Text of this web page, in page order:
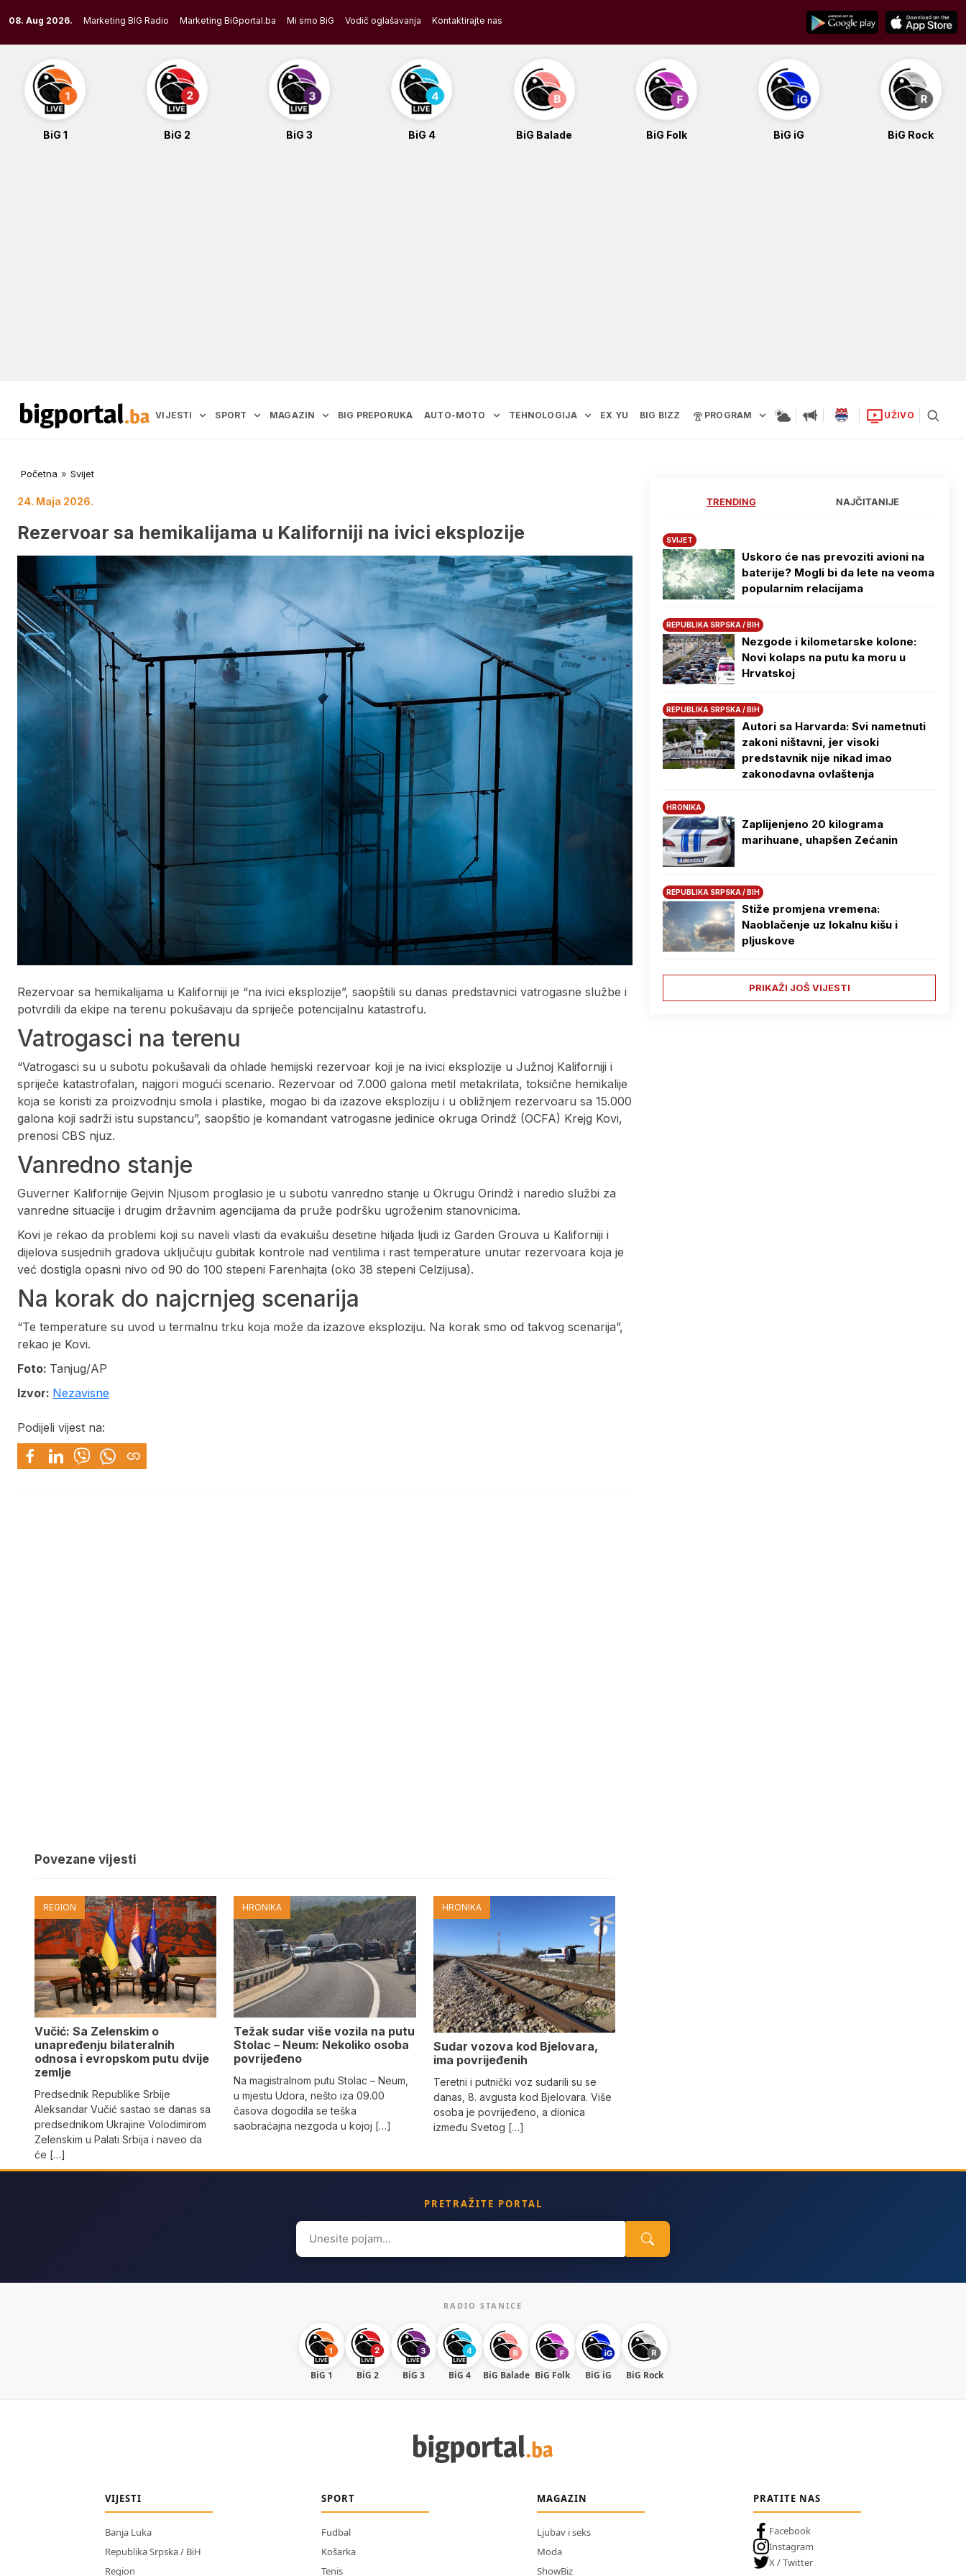
to
content
08. Aug 2026. Marketing BIG Radio Marketing BiGportal.ba Mi smo BiG Vodič oglašavanja Kontaktirajte nas
BiG 1 BiG 2 BiG 3 BiG 4 BiG Balade BiG Folk BiG iG BiG Rock
VIJESTI SPORT MAGAZIN BIG PREPORUKA AUTO-MOTO TEHNOLOGIJA EX YU BIG BIZZ PROGRAM UŽIVO
Početna » Svijet
24. Maja 2026.
Rezervoar sa hemikalijama u Kaliforniji na ivici eksplozije
Rezervoar sa hemikalijama u Kaliforniji je “na ivici eksplozije”, saopštili su danas predstavnici vatrogasne službe i
potvrdili da ekipe na terenu pokušavaju da spriječe potencijalnu katastrofu.
Vatrogasci na terenu
“Vatrogasci su u subotu pokušavali da ohlade hemijski rezervoar koji je na ivici eksplozije u Južnoj Kaliforniji i
spriječe katastrofalan, najgori mogući scenario. Rezervoar od 7.000 galona metil metakrilata, toksične hemikalije
koja se koristi za proizvodnju smola i plastike, mogao bi da izazove eksploziju i u obližnjem rezervoaru sa 15.000
galona koji sadrži istu supstancu”, saopštio je komandant vatrogasne jedinice okruga Orindž (OCFA) Krejg Kovi,
prenosi CBS njuz.
Vanredno stanje
Guverner Kalifornije Gejvin Njusom proglasio je u subotu vanredno stanje u Okrugu Orindž i naredio službi za
vanredne situacije i drugim državnim agencijama da pruže podršku ugroženim stanovnicima.
Kovi je rekao da problemi koji su naveli vlasti da evakuišu desetine hiljada ljudi iz Garden Grouva u Kaliforniji i
dijelova susjednih gradova uključuju gubitak kontrole nad ventilima i rast temperature unutar rezervoara koja je
već dostigla opasni nivo od 90 do 100 stepeni Farenhajta (oko 38 stepeni Celzijusa).
Na korak do najcrnjeg scenarija
“Te temperature su uvod u termalnu trku koja može da izazove eksploziju. Na korak smo od takvog scenarija”,
rekao je Kovi.
Foto: Tanjug/AP
Izvor: Nezavisne
Podijeli vijest na:
Povezane vijesti
REGION
Vučić: Sa Zelenskim o
unapređenju bilateralnih
odnosa i evropskom putu dvije
zemlje
Predsednik Republike Srbije
Aleksandar Vučić sastao se danas sa
predsednikom Ukrajine Volodimirom
Zelenskim u Palati Srbija i naveo da
će […]
HRONIKA
Težak sudar više vozila na putu
Stolac – Neum: Nekoliko osoba
povrijeđeno
Na magistralnom putu Stolac – Neum,
u mjestu Udora, nešto iza 09.00
časova dogodila se teška
saobraćajna nezgoda u kojoj […]
HRONIKA
Sudar vozova kod Bjelovara,
ima povrijeđenih
Teretni i putnički voz sudarili su se
danas, 8. avgusta kod Bjelovara. Više
osoba je povrijeđeno, a dionica
između Svetog […]
TRENDING NAJČITANIJE
SVIJET
Uskoro će nas prevoziti avioni na
baterije? Mogli bi da lete na veoma
popularnim relacijama
REPUBLIKA SRPSKA / BIH
Nezgode i kilometarske kolone:
Novi kolaps na putu ka moru u
Hrvatskoj
REPUBLIKA SRPSKA / BIH
Autori sa Harvarda: Svi nametnuti
zakoni ništavni, jer visoki
predstavnik nije nikad imao
zakonodavna ovlaštenja
HRONIKA
Zaplijenjeno 20 kilograma
marihuane, uhapšen Zećanin
REPUBLIKA SRPSKA / BIH
Stiže promjena vremena:
Naoblačenje uz lokalnu kišu i
pljuskove
PRIKAŽI JOŠ VIJESTI
PRETRAŽITE PORTAL
Search
for:
RADIO STANICE
BiG 1 BiG 2 BiG 3 BiG 4 BiG Balade BiG Folk BiG iG BiG Rock
VIJESTI
Banja Luka
Republika Srpska / BiH
Region
SPORT
Fudbal
Košarka
Tenis
MAGAZIN
Ljubav i seks
Moda
ShowBiz
PRATITE NAS
Facebook
Instagram
X / Twitter